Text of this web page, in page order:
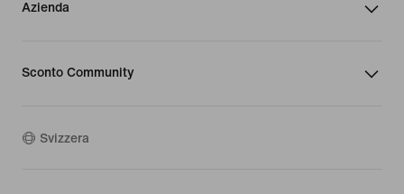
Azienda
Sconto Community
Svizzera